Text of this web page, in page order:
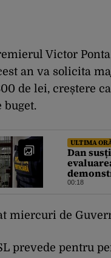
Victor
an va solicita
de lei, creștere
buget.
ULTIMA
Dan
România
00:18
miercuri de
prevede pentru